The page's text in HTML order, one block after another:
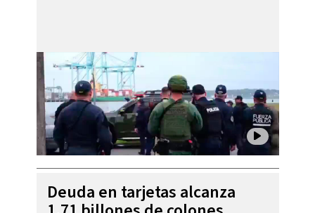
Deuda en tarjetas alcanza